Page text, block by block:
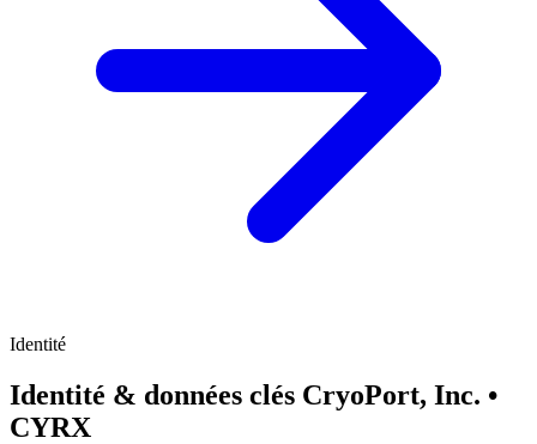
Identité
Identité & données clés CryoPort, Inc. •
CYRX